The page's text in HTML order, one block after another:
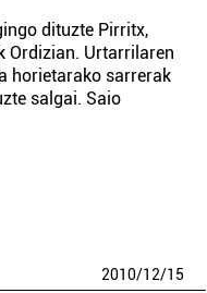
dituzte Pirritx,
Ordizian. Urtarrilaren
horietarako sarrerak
salgai. Saio
2010/12/15